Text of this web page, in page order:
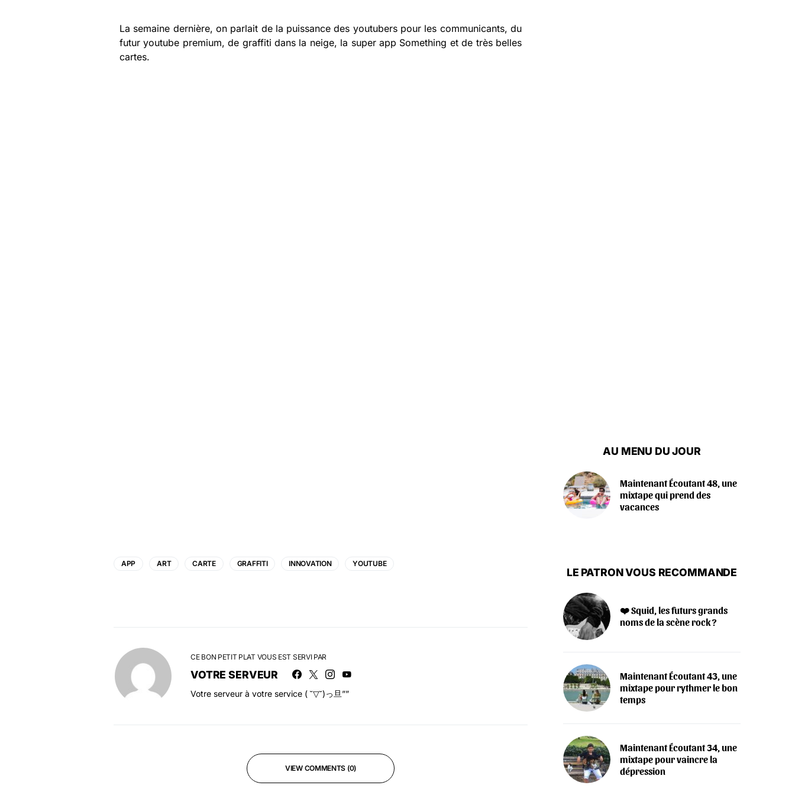
La semaine dernière, on parlait de la puissance des youtubers pour les communicants, du
futur youtube premium, de graffiti dans la neige, la super app Something et de très belles
cartes.
APP ART CARTE GRAFFITI INNOVATION YOUTUBE
CE BON PETIT PLAT VOUS EST SERVI PAR
VOTRE SERVEUR
Votre serveur à votre service ( ˘▽˘)っ旦””
VIEW COMMENTS (0)
AU MENU DU JOUR
Maintenant Écoutant 48, une
mixtape qui prend des
vacances
LE PATRON VOUS RECOMMANDE
❤️ Squid, les futurs grands
noms de la scène rock ?
Maintenant Écoutant 43, une
mixtape pour rythmer le bon
temps
Maintenant Écoutant 34, une
mixtape pour vaincre la
dépression